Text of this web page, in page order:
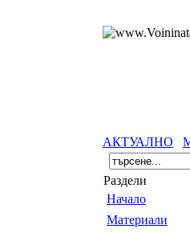
АКТУАЛНО
Раздели
Началo
Материали